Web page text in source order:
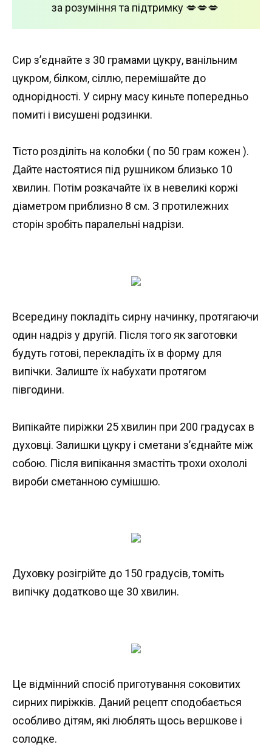
за розуміння та підтримку 💋💋💋
Сир з’єднайте з 30 грамами цукру, ванільним
цукром, білком, сіллю, перемішайте до
однорідності. У сирну масу киньте попередньо
помиті і висушені родзинки.
Тісто розділіть на колобки ( по 50 грам кожен ).
Дайте настоятися під рушником близько 10
хвилин. Потім розкачайте їх в невеликі коржі
діаметром приблизно 8 см. З протилежних
сторін зробіть паралельні надрізи.
Всередину покладіть сирну начинку, протягаючи
один надріз у другій. Після того як заготовки
будуть готові, перекладіть їх в форму для
випічки. Залиште їх набухати протягом
півгодини.
Випікайте пиріжки 25 хвилин при 200 градусах в
духовці. Залишки цукру і сметани з’єднайте між
собою. Після випікання змастіть трохи охололі
вироби сметанною сумішшю.
Духовку розігрійте до 150 градусів, томіть
випічку додатково ще 30 хвилин.
Це відмінний спосіб приготування соковитих
сирних пиріжків. Даний рецепт сподобається
особливо дітям, які люблять щось вершкове і
солодке.